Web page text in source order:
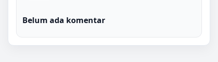
Belum ada komentar